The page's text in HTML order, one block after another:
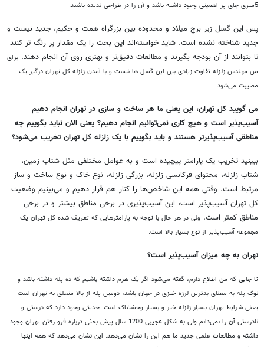
5‌متری جای پر اهمیتی وجود داشته باشد و آن را در طراحی ندیده باشند.
پس این گسل زیر برج میلاد و محدوده بین بزرگراه همت و حکیم،‌ جدید نیست و
جدید شناخته نشده است. شاید خواسته‌اند این بحث را یک مقدار پر‌ رنگ تر کنند
تا بتوانند از آن بودجه بگیرند و مطالعات دقیق‌تر و بهتری روی آن انجام دهند. برای
من مهندس زلزله تفاوت زیادی بین این گسل ها نیست و با آمدن زلزله کل تهران درگیر یک
مصیبت می‌شود.
می گویید کل تهران، این یعنی ما هر ساخت و سازی در تهران انجام دهیم
آسیب‌پذیر است و هیچ کاری نمی‌توانیم انجام دهیم؟ یعنی الان نباید بگوییم چه
مناطقی آسیب‌پذیرتر هستند و باید بگوییم با یک زلزله کل تهران تخریب می‌شود؟
ببینید تخریب یک پارامتر پیچیده است و به عوامل مختلفی مثل شتاب زمین،
شتاب زلزله، محتوای فرکانسی زلزله، بزرگی زلزله، نوع خاک و نوع ساخت و ساز
مرتبط است. وقتی همه این شاخص‌ها را کنار هم قرار دهیم و می‌بینیم وضعیت
کل تهران آسیب‌پذیر است، این آسیب‌پذیری در برخی مناطق بیشتر و در برخی
مناطق کمتر است. ولی در هر حال با توجه به پارامتر‌هایی که تعریف شده کل تهران یک
مجموعه آسیب‌پذیر از نوع بسیار بالا است.
تهران به چه میزان آسیب‌پذیر است؟
تا جایی که من اطلاع دارم، گفته می‌شود اگر یک هرم داشته باشیم که ده پله داشته باشد و
نوک پله به معنای بدترین لرزه خیزی در جهان باشد، دومین پله از بالا متعلق به تهران است
یعنی شرایط تهران بسیار زلزله‌ خیر و بسیار وحشتناک است. حدیثی وجود دارد که درستی و
نادرستی آن را نمی‌دانم ولی به شکل عجیبی 1200 سال پیش بحثی درباره فرو رفتن تهران وجود
داشته و مطالعات علمی جدید ما هم این را نشان می‌دهد. این نشان می‌دهد که همه اینها